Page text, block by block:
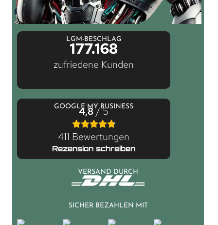
LGM-BESCHLAG
177.168
zufriedene Kunden
GOOGLE MY BUSINESS
4,8/ 5
411 Bewertungen
Rezension schreiben
VERSAND DURCH
SICHER BEZAHLEN MIT